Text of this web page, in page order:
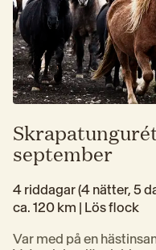
september
4 riddagar (4 nätter, 5
ca. 120 km | Lös flock
Var med på en